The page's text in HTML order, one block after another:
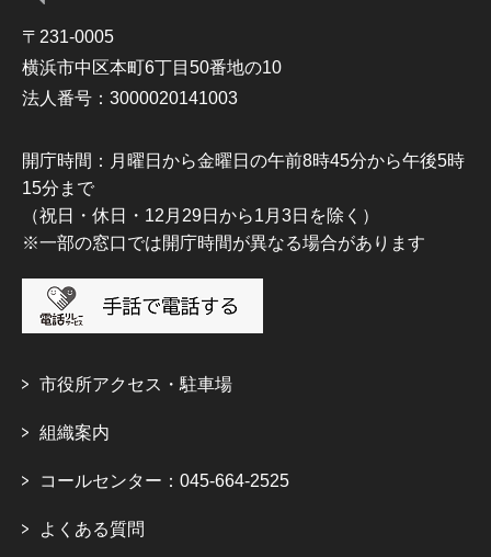
〒231-0005
横浜市中区本町6丁目50番地の10
法人番号：3000020141003
開庁時間：月曜日から金曜日の午前8時45分から午後5時
15分まで
（祝日・休日・12月29日から1月3日を除く）
※一部の窓口では開庁時間が異なる場合があります
市役所アクセス・駐車場
組織案内
コールセンター：045-664-2525
よくある質問